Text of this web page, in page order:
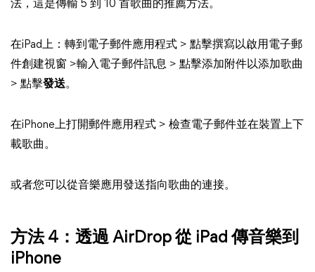
法，這是傳輸 5 到 10 首歌曲的推薦方法。
在iPad上：轉到電子郵件應用程式 > 點擊撰寫以啟用電子郵
件創建視窗 >輸入電子郵件訊息 > 點擊添加附件以添加歌曲
> 點擊發送。
在iPhone上打開郵件應用程式 > 檢查電子郵件並在裝置上下
載歌曲。
或者您可以從音樂應用發送指向歌曲的連接。
方法 4：透過 AirDrop 從 iPad 傳音樂到
iPhone